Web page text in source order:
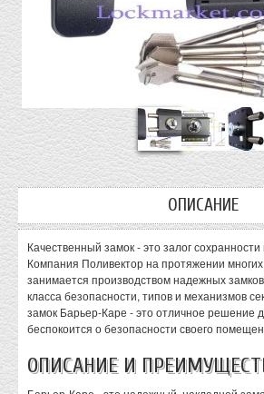
ОПИСАНИЕ
Качественный замок - это залог
Компания Поливектор на протяжении
занимается производством надежных
класса безопасности, типов и механизмов
замок Барьер-Каре - это отличное решение
беспокоится о безопасности своего
ОПИСАНИЕ И